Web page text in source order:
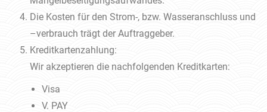
Die Kosten für den Strom-, bzw. Wasseranschluss und
–verbrauch trägt der Auftraggeber.
Kreditkartenzahlung:
Wir akzeptieren die nachfolgenden Kreditkarten:
Visa
V. PAY